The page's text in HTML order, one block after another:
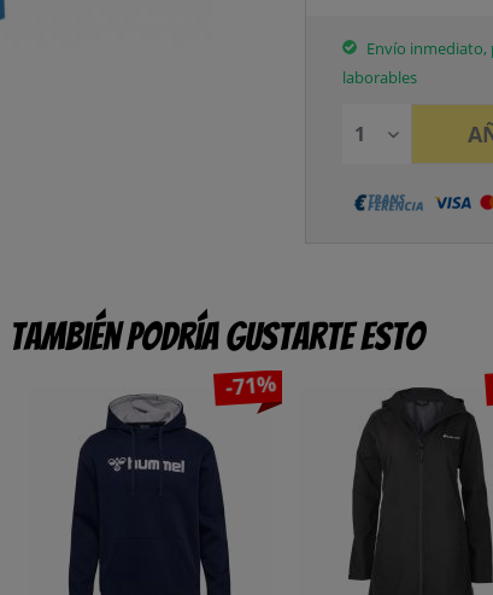
Envío inmediato,
laborables
También podría gustarte esto
-71%